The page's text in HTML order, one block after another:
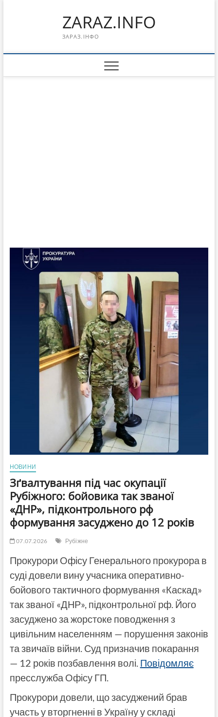
ZARAZ.INFO
ЗАРАЗ.ІНФО
НОВИНИ
Зґвалтування під час окупації
Рубіжного: бойовика так званої
«ДНР», підконтрольного рф
формування засуджено до 12 років
07.07.2026 Рубіжне
Прокурори Офісу Генерального прокурора в
суді довели вину учасника оперативно-
бойового тактичного формування «Каскад»
так званої «ДНР», підконтрольної рф. Його
засуджено за жорстоке поводження з
цивільним населенням — порушення законів
та звичаїв війни. Суд призначив покарання
— 12 років позбавлення волі. Повідомляє
пресслужба Офісу ГП.
Прокурори довели, що засуджений брав
участь у вторгненні в Україну у складі